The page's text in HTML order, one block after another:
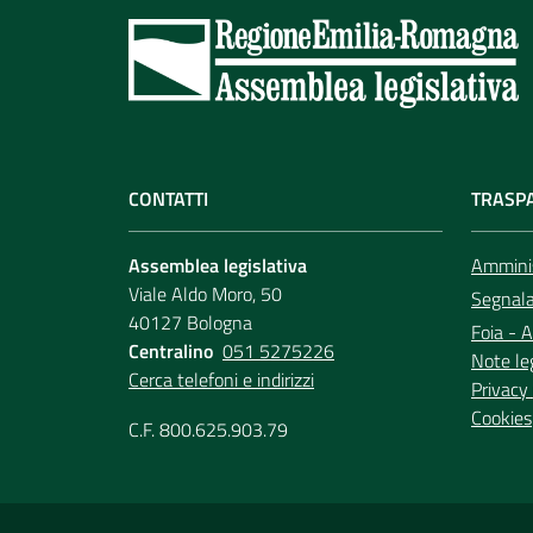
CONTATTI
Assemblea legislativa
Viale Aldo Moro, 50
40127 Bologna
Centralino 051 5275226
Cerca telefoni e indirizzi
C.F. 800.625.903.79
Foia -
Note
Cookies